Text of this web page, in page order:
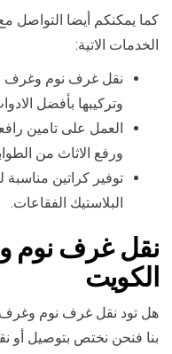
كما يمكنكم أيضا
الخدمات الاتية:
نقل غرف نوم وغرف
وتركيبها بأفضل
العمل على تامين
ورفع الاثاث من
توفير كراتين مناسبة
البلاستيك الفقاعات.
نقل غرف
الكويت
هل تود نقل غرف نوم وغرف
بنا فنحن نختص بتوصيل أو